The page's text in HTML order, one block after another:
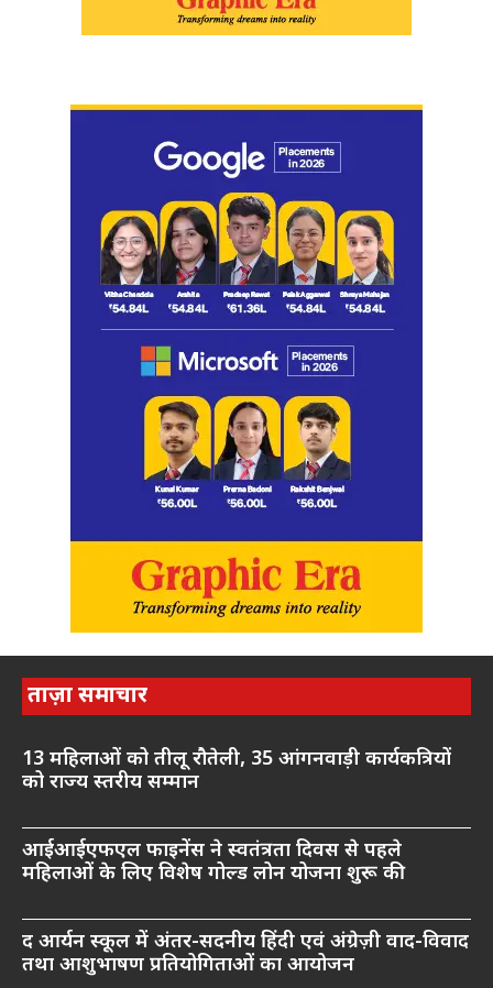
ताज़ा समाचार
13 महिलाओं को तीलू रौतेली, 35 आंगनवाड़ी कार्यकत्रियों
को राज्य स्तरीय सम्मान
आईआईएफएल फाइनेंस ने स्वतंत्रता दिवस से पहले
महिलाओं के लिए विशेष गोल्ड लोन योजना शुरू की
द आर्यन स्कूल में अंतर-सदनीय हिंदी एवं अंग्रेज़ी वाद-विवाद
तथा आशुभाषण प्रतियोगिताओं का आयोजन